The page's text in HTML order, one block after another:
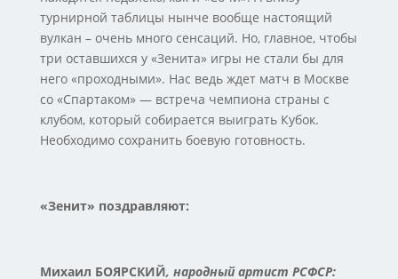
турнирной таблицы нынче вообще настоящий
вулкан – очень много сенсаций. Но, главное, чтобы
три оставшихся у «Зенита» игры не стали бы для
него «проходными». Нас ведь ждет матч в Москве
со «Спартаком» — встреча чемпиона страны с
клубом, который собирается выиграть Кубок.
Необходимо сохранить боевую готовность.
«Зенит» поздравляют:
Михаил БОЯРСКИЙ, народный артист РСФСР: